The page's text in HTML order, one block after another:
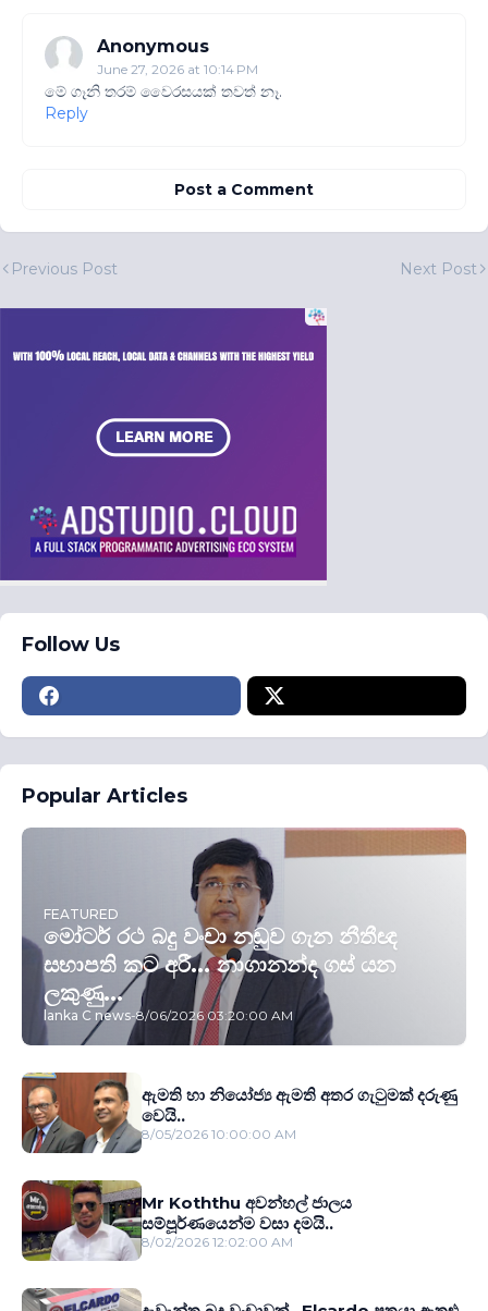
Anonymous
June 27, 2026 at 10:14 PM
මේ ගෑනි තරම් වෛරසයක් තවත් නෑ.
Reply
Post a Comment
Previous Post Next Post
Follow Us
Popular Articles
FEATURED
මෝටර් රථ බදු වංචා නඩුව ගැන නීතීඥ
සභාපති කට අරී... නාගානන්ද ගස් යන
ලකුණු...
lanka C news-8/06/2026 03:20:00 AM
ඇමති හා නියෝජ්‍ය ඇමති අතර ගැටුමක් දරුණු
වෙයි..
8/05/2026 10:00:00 AM
Mr Koththu අවන්හල් ජාලය
සම්පූර්ණයෙන්ම වසා දමයි..
8/02/2026 12:02:00 AM